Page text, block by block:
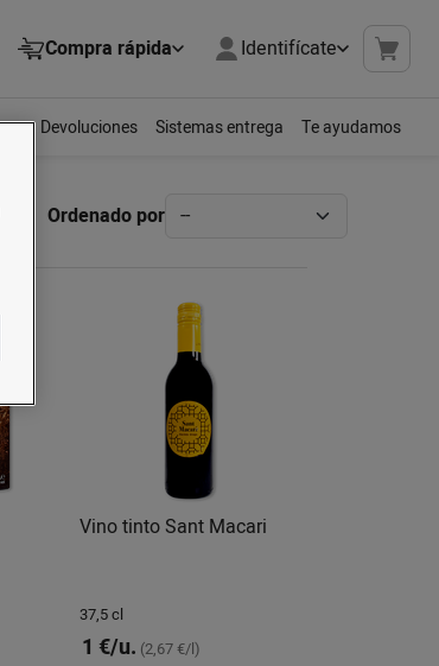
Compra rápida Identifícate
Devoluciones Sistemas entrega Te ayudamos
Ordenado por
Vino tinto Sant Macari
37,5 cl
1 €/u. (2,67 €/l)